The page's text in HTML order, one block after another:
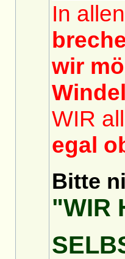
In
wir
WIR
egal
Bitte
"WIR